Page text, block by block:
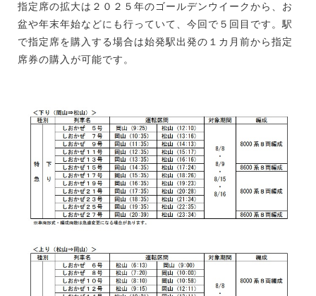
指定席の拡大は２０２５年のゴールデンウイークから、お
盆や年末年始などにも行っていて、今回で５回目です。駅
で指定席を購入する場合は始発駅出発の１カ月前から指定
席券の購入が可能です。